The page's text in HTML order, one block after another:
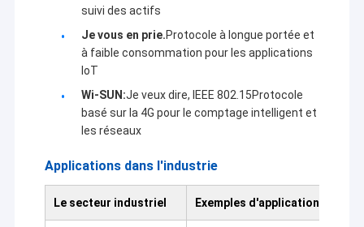
suivi des actifs
Je vous en prie.Protocole à longue portée et
à faible consommation pour les applications
IoT
Wi-SUN:Je veux dire, IEEE 802.15Protocole
basé sur la 4G pour le comptage intelligent et
les réseaux
Applications dans l'industrie
Le secteur industriel Exemples d'applications